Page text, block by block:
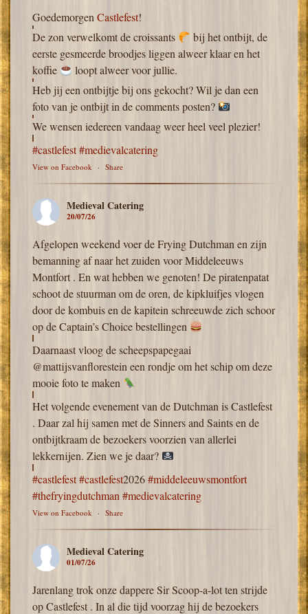
Goedemorgen Castlefest!
De zon verwelkomt de croissants
bij het ontbijt, de
eerste gesmeerde broodjes liggen alweer klaar en het
koffie
loopt alweer voor jullie.
Heb jij een ontbijtje bij ons gekocht? Wil je dan een
foto van je ontbijt in de comments posten?
We wensen iedereen vandaag weer heel veel plezier!
#castlefest#medievalcatering
View on Facebook · Share
Medieval Catering
20/07/26
Afgelopen weekend voer de Frying Dutchman en zijn
bemanning af naar het zuiden voor Middeleeuws
Montfort . En wat hebben we genoten! De piratenpatat
schoot de stuurman om de oren, de kipkluifjes vlogen
door de kombuis en de kapitein schreeuwde zich schoor
op de Captain’s Choice bestellingen
Daarnaast vloog de scheepspapegaai
@mattijsvanflorestein een rondje om het schip om deze
mooie foto te maken
Het volgende evenement van de Dutchman is Castlefest
. Daar zal hij samen met de Sinners and Saints en de
ontbijtkraam de bezoekers voorzien van allerlei
lekkernijen. Zien we je daar?
#castlefest#castlefest2026#middeleeuwsmontfort
#thefryingdutchman #medievalcatering
View on Facebook · Share
Medieval Catering
01/07/26
Jarenlang trok onze dappere Sir Scoop-a-lot ten strijde
op Castlefest . In al die tijd voorzag hij de bezoekers